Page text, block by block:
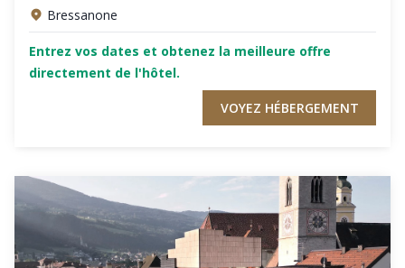
Bressanone
Entrez vos dates et obtenez la meilleure offre
directement de l'hôtel.
VOYEZ HÉBERGEMENT